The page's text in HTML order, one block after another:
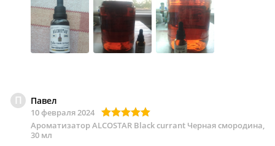
П Павел
10 февраля 2024
Ароматизатор ALCOSTAR Black currant Черная смородина,
30 мл